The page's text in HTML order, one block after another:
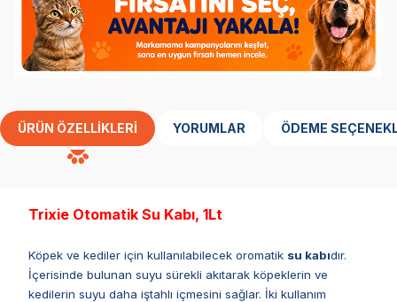
ÜRÜN ÖZELLIKLERI YORUMLAR ÖDEME
Trixie Otomatik Su Kabı, 1Lt
Köpek ve kediler için kullanılabilecek oromatik su kabıdır.
İçerisinde bulunan suyu sürekli akıtarak köpeklerin ve
kedilerin suyu daha iştahlı içmesini sağlar. İki kullanım